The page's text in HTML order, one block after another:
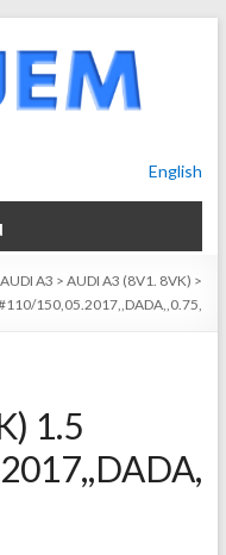
English
AUDI A3 >AUDI A3 (8V1. 8VK) >
150,05.2017,,DADA,,0.75,
1.5